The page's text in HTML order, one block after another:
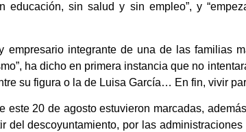
educación, sin salud y sin empleo”, y
empresario integrante de una de las familias
ha dicho en primera instancia que no
su figura o la de Luisa García… En fin, vivir
este 20 de agosto estuvieron marcadas,
del descoyuntamiento, por las